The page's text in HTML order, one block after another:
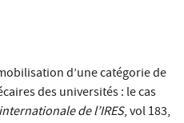
d’une catégorie de
des universités : le cas
de l’IRES, vol 183,